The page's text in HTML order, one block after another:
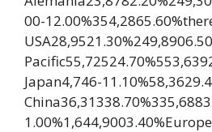
00-
Japan4,746-